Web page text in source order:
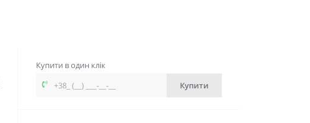
Купити в один клік
Купити